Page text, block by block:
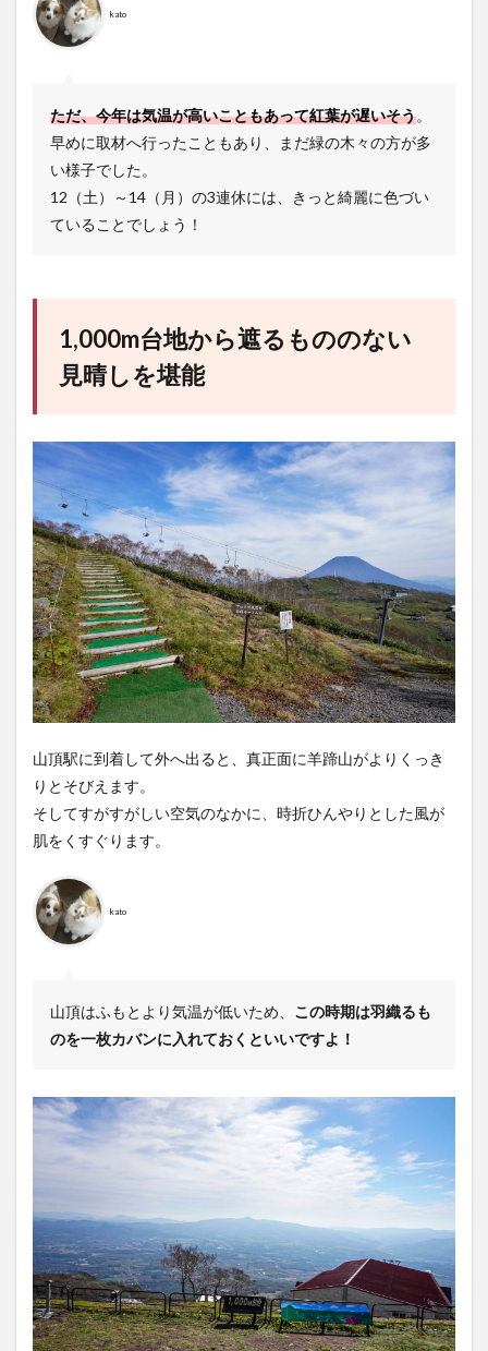
kato
ただ、今年は気温が高いこともあって紅葉が遅いそう。
早めに取材へ行ったこともあり、まだ緑の木々の方が多
い様子でした。
12（土）～14（月）の3連休には、きっと綺麗に色づい
ていることでしょう！
1,000m台地から遮るもののない
見晴しを堪能
山頂駅に到着して外へ出ると、真正面に羊蹄山がよりくっき
りとそびえます。
そしてすがすがしい空気のなかに、時折ひんやりとした風が
肌をくすぐります。
kato
山頂はふもとより気温が低いため、 この時期は羽織るも
のを一枚カバンに入れておくといいですよ！